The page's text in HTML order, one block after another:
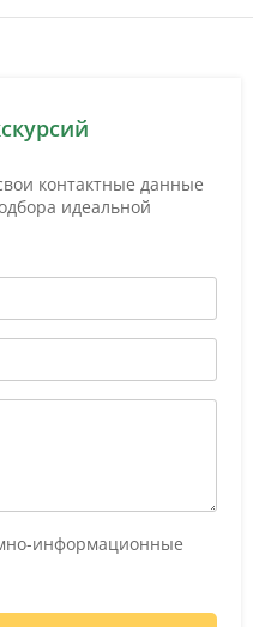
контактные данные
идеальной
информационные